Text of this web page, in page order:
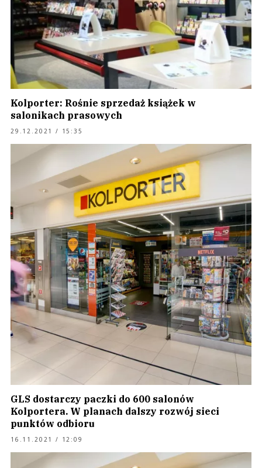
Kolporter: Rośnie sprzedaż książek w
salonikach prasowych
29.12.2021 / 15:35
GLS dostarczy paczki do 600 salonów
Kolportera. W planach dalszy rozwój sieci
punktów odbioru
16.11.2021 / 12:09